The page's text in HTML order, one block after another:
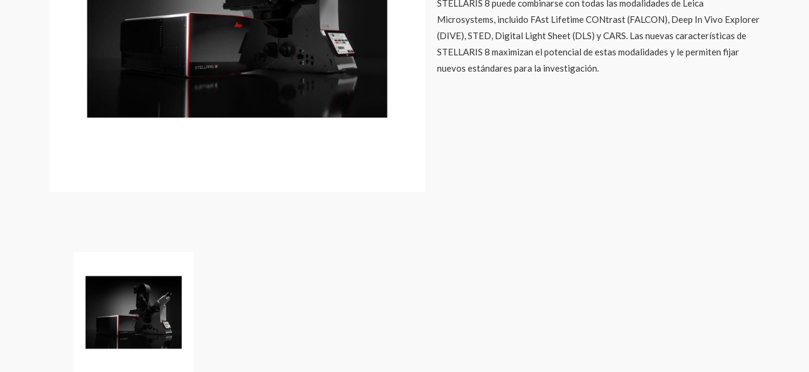
STELLARIS 8 puede combinarse con todas las modalidades de Leica
Microsystems, incluido FAst Lifetime CONtrast (FALCON), Deep In Vivo Explorer
(DIVE), STED, Digital Light Sheet (DLS) y CARS. Las nuevas características de
STELLARIS 8 maximizan el potencial de estas modalidades y le permiten fijar
nuevos estándares para la investigación.